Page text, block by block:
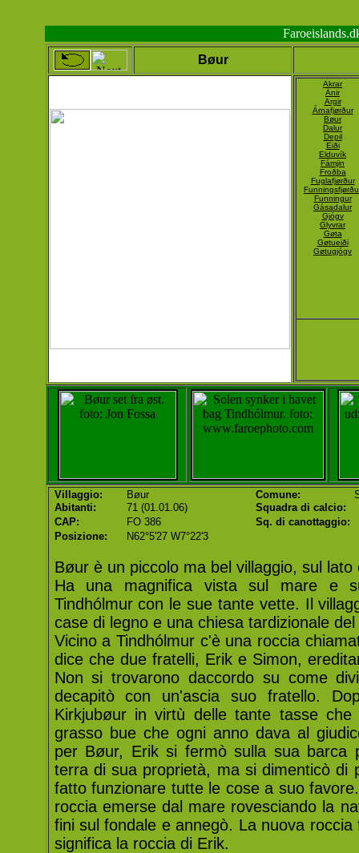
Bøur
Akrar
Ánir
Argir
Árnafjørður
Bøur
Dalur
Depil
Eiði
Elduvík
Fámjin
Froðba
Fuglafjørður
Funningur
Gásadalur
Gjógv
Glyvrar
Gøta
Gøtueiði
Gøtugjógv
Villaggio: Bøur Comune:
Abitanti:
71 (01.01.06)
Squadra di calcio:
CAP:
FO 386
Sq. di canottaggio:
Posizione:
N62°5'27 W7°22'3
Bøur è un piccolo ma bel villaggio, sul lato
Ha una magnifica vista sul mare e
Tindhólmur con le sue tante vette. Il
case di legno e una chiesa tardizionale del
Vicino a Tindhólmur c'è una roccia
dice che due fratelli, Erik e Simon,
Non si trovarono daccordo su come
decapitò con un'ascia suo fratello.
Kirkjubøur in virtù delle tante tasse
grasso bue che ogni anno dava al
per Bøur, Erik si fermò sulla sua barca
terra di sua proprietà, ma si dimenticò di
fatto funzionare tutte le cose a suo
roccia emerse dal mare rovesciando la
fini sul fondale e annegò. La nuova
significa la roccia di Erik.